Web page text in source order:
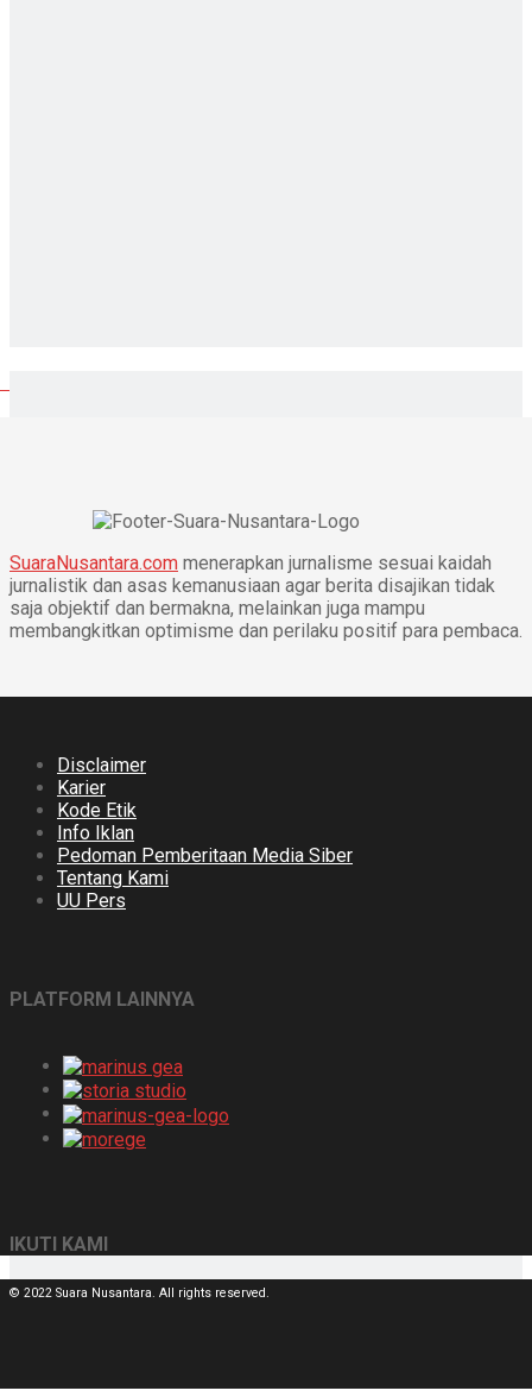
SuaraNusantara.com menerapkan jurnalisme sesuai kaidah
jurnalistik dan asas kemanusiaan agar berita disajikan tidak
saja objektif dan bermakna, melainkan juga mampu
membangkitkan optimisme dan perilaku positif para pembaca.
Disclaimer
Karier
Kode Etik
Info Iklan
Pedoman Pemberitaan Media Siber
Tentang Kami
UU Pers
PLATFORM LAINNYA
IKUTI KAMI
© 2022 Suara Nusantara. All rights reserved.